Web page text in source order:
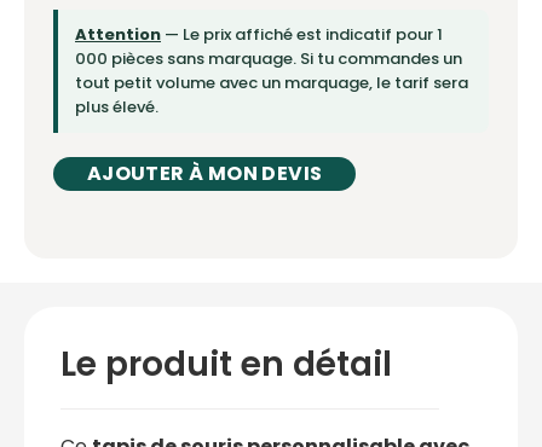
Attention — Le prix affiché est indicatif pour 1
000 pièces sans marquage. Si tu commandes un
tout petit volume avec un marquage, le tarif sera
plus élevé.
AJOUTER À MON DEVIS
Le produit en détail